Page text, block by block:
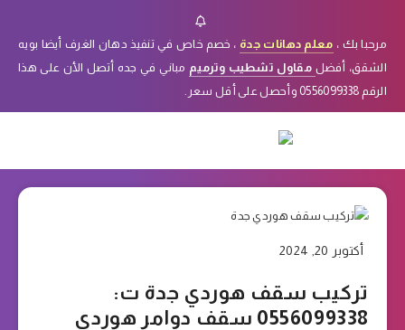
مرحبا بك ، معلم دهانات جدة ، خصم خاص في تنفيذ دهان الغرف أيضا بويه
الشقق، أفضل مقاول تشطيب وترميم مباني في جده أتصل الأن على هذا
الرقم 0556099338 وأحصل على أقل سعر.
أكتوبر 20, 2024
تركيب سقف هوردي جدة ت:
0556099338 سقف دوامر هوردي